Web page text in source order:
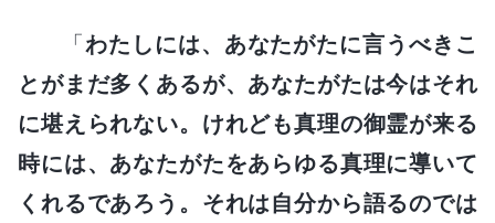
「わたしには、あなたがたに言うべきこ
とがまだ多くあるが、あなたがたは今はそれ
に堪えられない。けれども真理の御霊が来る
時には、あなたがたをあらゆる真理に導いて
くれるであろう。それは自分から語るのでは